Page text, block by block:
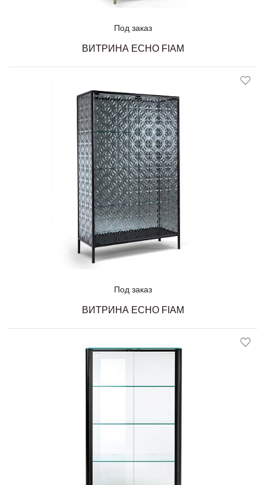
Под заказ
ВИТРИНА ECHO FIAM
Под заказ
ВИТРИНА ECHO FIAM